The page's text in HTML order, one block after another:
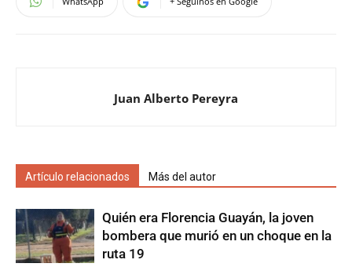
Juan Alberto Pereyra
Artículo relacionados Más del autor
Quién era Florencia Guayán, la joven
bombera que murió en un choque en la
ruta 19